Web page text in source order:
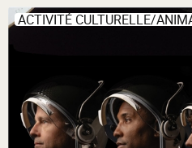
ACTIVITÉ CULTURELLE/